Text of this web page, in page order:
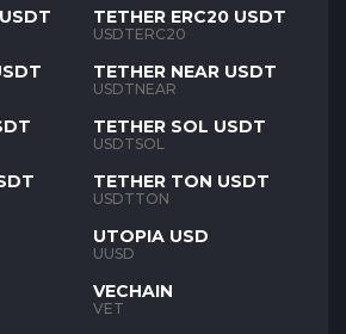
TETHER ERC20 USDT
USDTERC20
TETHER NEAR USDT
USDTNEAR
TETHER SOL USDT
USDTSOL
TETHER TON USDT
USDTTON
UTOPIA USD
UUSD
VECHAIN
VET